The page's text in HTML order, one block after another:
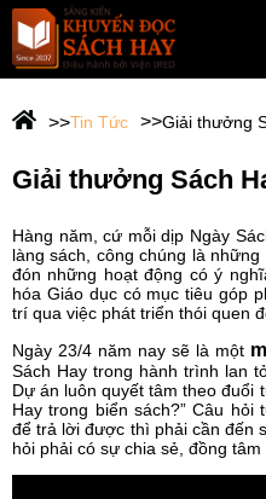
Trang Chủ
OneBook
Câu chuyện dân trí
Hành trình Onebook
Tin tức & Sự kiện
Tài trợ
Tin Tức Giải thưởng
Giải thưởng Sách
Hàng năm, cứ mỗi dịp Ngày
làng sách, công chúng là
đón những hoạt động có ý
hóa Giáo dục có mục tiêu góp
trí qua việc phát triển thói quen
Ngày 23/4 năm nay sẽ là một
Sách Hay trong hành trình lan
Dự án luôn quyết tâm theo đuổi
Hay trong biển sách?” Câu
để trả lời được thì phải cần đến
hỏi phải có sự chia sẻ, đồng